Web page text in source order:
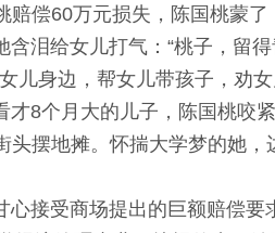
偿60万元损失，陈国桃蒙了
给女儿打气：“桃子，留
儿身边，帮女儿带孩子，劝女
8个月大的儿子，陈国桃咬
头摆地摊。怀揣大学梦的她
受商场提出的巨额赔偿要